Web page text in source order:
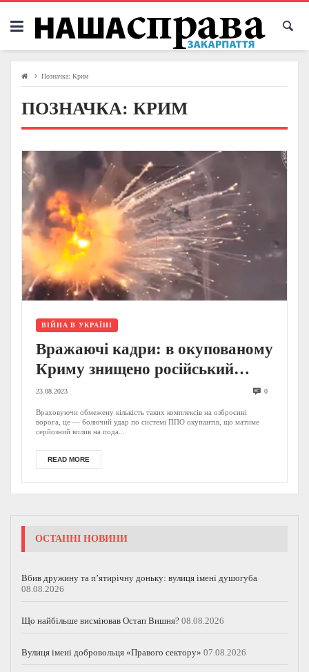
Skip
content
Позначка: Крим
ПОЗНАЧКА: КРИМ
ВІЙНА В УКРАЇНІ
Вражаючі кадри: в окупованому
Криму знищено російський
комплекс С-400 та завдано
удару по ворожому літаку в
Чорному морі (ВІДЕО)
23.08.2023 0
Враховуючи обмежену кількість таких комплексів на озброєнні
ворога, це ― болючий удар по системі ППО окупантів, що матиме
серйозний вплив на пода...
READ MORE
ОСТАННІ НОВИНИ
Вбив дружину та п’ятирічну доньку: вулиця імені душогуба
08.08.2026
Що найбільше висміював Остап Вишня? 08.08.2026
Вулиця імені добровольця «Правого сектору» 07.08.2026